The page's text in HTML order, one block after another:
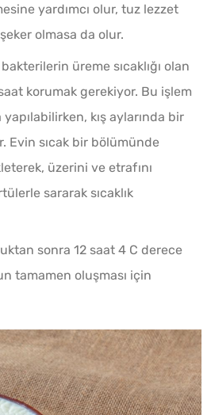
yardımcı olur, tuz lezzet
olmasa da olur.
üreme sıcaklığı olan
korumak gerekiyor. Bu işlem
kış aylarında bir
Evin sıcak bir bölümünde
üzerini ve etrafını
sararak sıcaklık
sonra 12 saat 4 C derece
tamamen oluşması için